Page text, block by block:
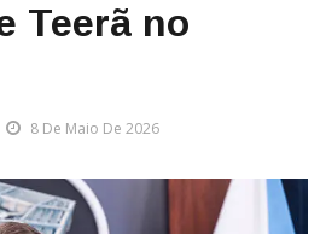
Teerã no
8 De Maio De 2026